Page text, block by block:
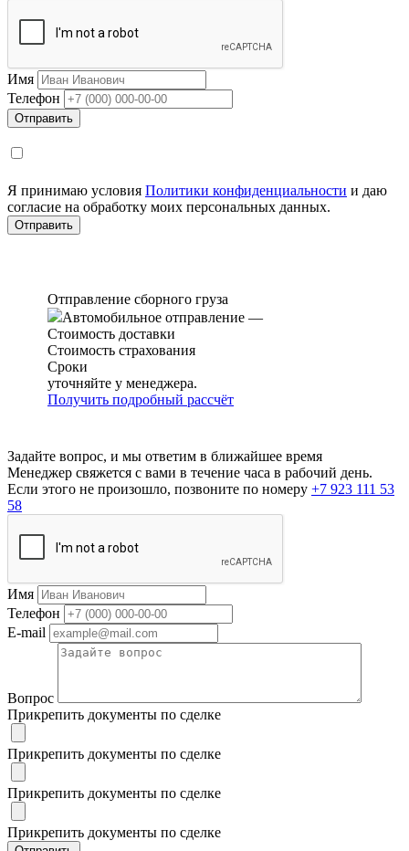
Имя
Телефон
Я принимаю условия Политики конфиденциальности и даю
согласие на обработку моих персональных данных.
Отправление сборного груза
Автомобильное отправление —
Стоимость доставки
Стоимость страхования
Сроки
уточняйте у менеджера.
Получить подробный рассчёт
Задайте вопрос, и мы ответим в ближайшее время
Менеджер свяжется с вами в течение часа в рабочий день.
Если этого не произошло, позвоните по номеру +7 923 111 53
58
Имя
Телефон
E-mail
Вопрос
Прикрепить документы по сделке
Прикрепить документы по сделке
Прикрепить документы по сделке
Прикрепить документы по сделке